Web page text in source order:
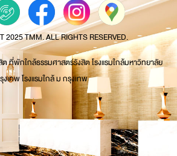
2025 TMM. ALL RIGHTS RESERVED.
ต ที่พักใกล้ธรรมศาสตร์รังสิต โรงแรมใกล้มหาวิทยาลัย
งเทพ โรงแรมใกล้ ม กรุงเทพ